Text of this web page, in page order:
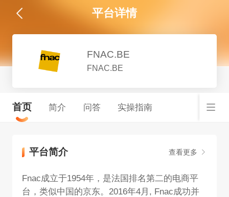
平台详情
FNAC.BE
FNAC.BE
首页 简介 问答 实操指南
平台简介 查看更多
Fnac成立于1954年，是法国排名第二的电商平
台，类似中国的京东。2016年4月, Fnac成功并